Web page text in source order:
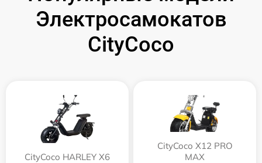
Электросамокатов
CityCoco
CityCoco HARLEY X6
CityCoco X12 PRO
MAX